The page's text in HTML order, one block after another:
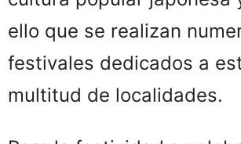
ello que se realizan
festivales dedicados a
multitud de localidades.